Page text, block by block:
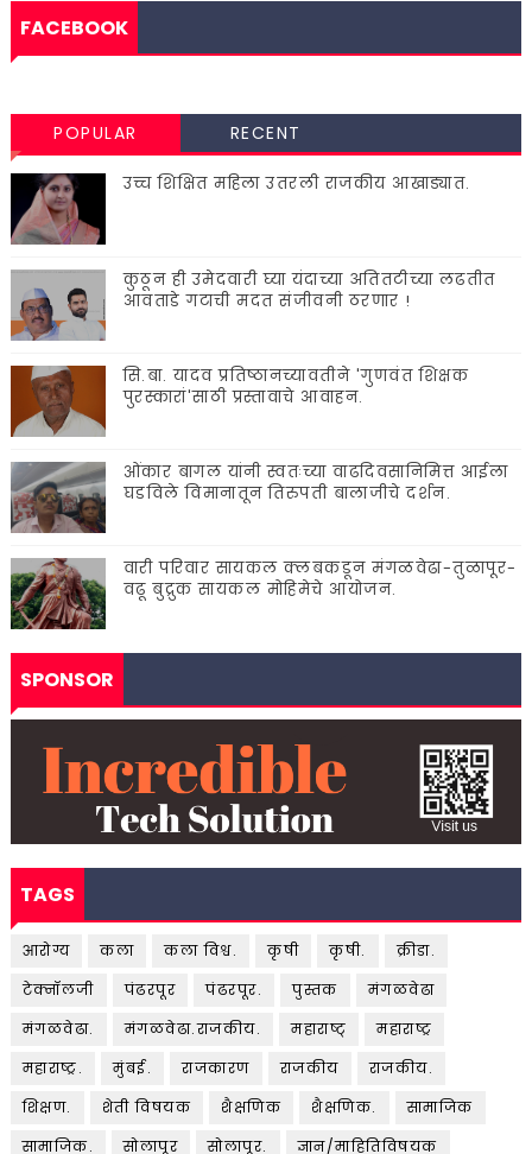
FACEBOOK
POPULAR RECENT
उच्च शिक्षित महिला उतरली राजकीय आखाड्यात.
कुठून ही उमेदवारी घ्या यंदाच्या अतितटीच्या लढतीत
आवताडे गटाची मदत संजीवनी ठरणार !
सि.बा. यादव प्रतिष्ठानच्यावतीने 'गुणवंत शिक्षक
पुरस्कारां'साठी प्रस्तावाचे आवाहन.
ओंकार बागल यांनी स्वतःच्या वाढदिवसानिमित्त आईला
घडविले विमानातून तिरुपती बालाजीचे दर्शन.
वारी परिवार सायकल क्लबकडून मंगळवेढा-तुळापूर-
वढू बुद्रुक सायकल मोहिमेचे आयोजन.
SPONSOR
TAGS
आरोग्य कला कला विश्व. कृषी कृषी.
क्रीडा.
टेक्नॉलजी
पंढरपूर पंढरपूर. पुस्तक
मंगळवेढा
मंगळवेढा.
मंगळवेढा.राजकीय. महाराष्ट्
महाराष्ट्र
महाराष्ट्र.
मुंबई. राजकारण राजकीय
राजकीय.
शिक्षण.
शेती विषयक शैक्षणिक शैक्षणिक.
सामाजिक
सामाजिक.
सोलापूर सोलापूर.
ज्ञान/माहितिविषयक